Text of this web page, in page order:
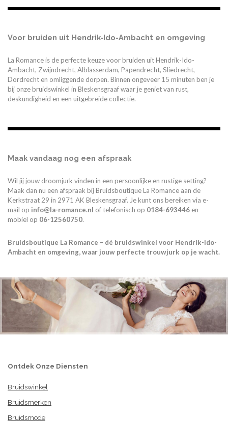
Voor bruiden uit Hendrik-Ido-Ambacht en omgeving
La Romance is de perfecte keuze voor bruiden uit Hendrik-Ido-
Ambacht, Zwijndrecht, Alblasserdam, Papendrecht, Sliedrecht,
Dordrecht en omliggende dorpen. Binnen ongeveer 15 minuten ben je
bij onze bruidswinkel in Bleskensgraaf waar je geniet van rust,
deskundigheid en een uitgebreide collectie.
Maak vandaag nog een afspraak
Wil jij jouw droomjurk vinden in een persoonlijke en rustige setting?
Maak dan nu een afspraak bij Bruidsboutique La Romance aan de
Kerkstraat 29 in 2971 AK Bleskensgraaf. Je kunt ons bereiken via e-
mail op info@la-romance.nl of telefonisch op 0184-693446 en
mobiel op 06-12560750.
Bruidsboutique La Romance – dé bruidswinkel voor Hendrik-Ido-
Ambacht en omgeving, waar jouw perfecte trouwjurk op je wacht.
Ontdek Onze Diensten
Bruidswinkel
Bruidsmerken
Bruidsmode